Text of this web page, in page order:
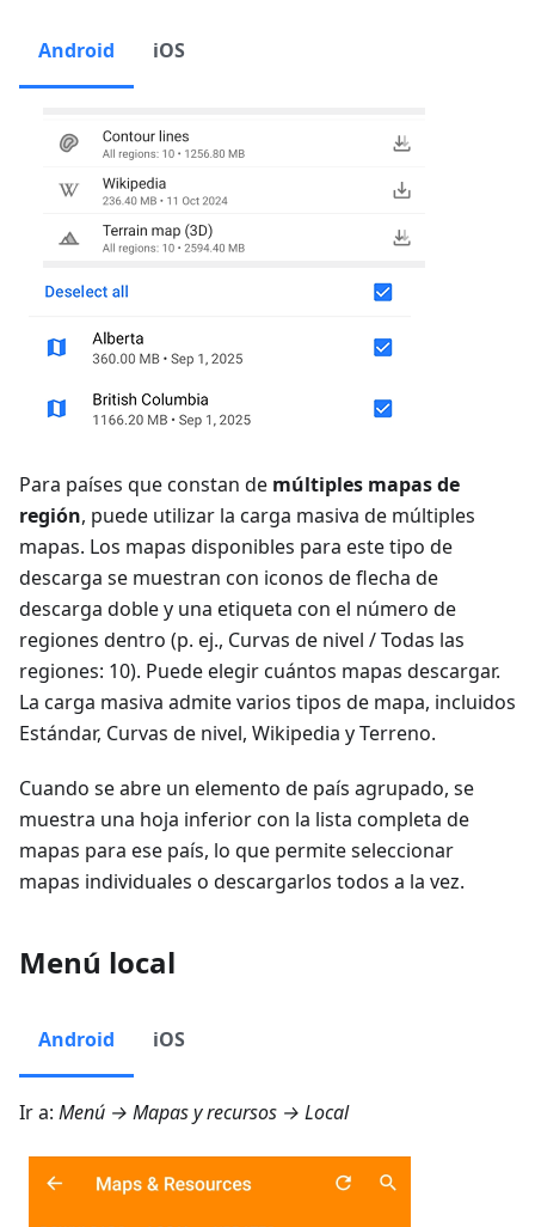
Android iOS
Para países que constan de múltiples mapas de
región, puede utilizar la carga masiva de múltiples
mapas. Los mapas disponibles para este tipo de
descarga se muestran con iconos de flecha de
descarga doble y una etiqueta con el número de
regiones dentro (p. ej., Curvas de nivel / Todas las
regiones: 10). Puede elegir cuántos mapas descargar.
La carga masiva admite varios tipos de mapa, incluidos
Estándar, Curvas de nivel, Wikipedia y Terreno.
Cuando se abre un elemento de país agrupado, se
muestra una hoja inferior con la lista completa de
mapas para ese país, lo que permite seleccionar
mapas individuales o descargarlos todos a la vez.
Menú local
Android iOS
Ir a: Menú → Mapas y recursos → Local